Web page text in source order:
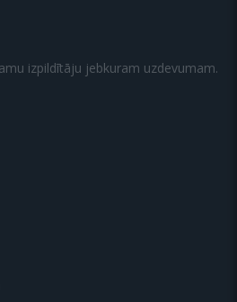
izpildītāju jebkuram uzdevumam.